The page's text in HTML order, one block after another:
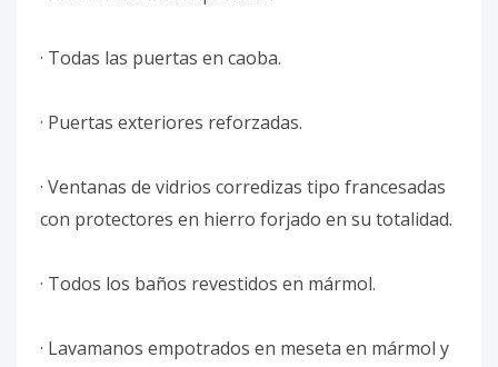
· Todas las puertas en caoba.
· Puertas exteriores reforzadas.
· Ventanas de vidrios corredizas tipo francesadas
con protectores en hierro forjado en su totalidad.
· Todos los baños revestidos en mármol.
· Lavamanos empotrados en meseta en mármol y